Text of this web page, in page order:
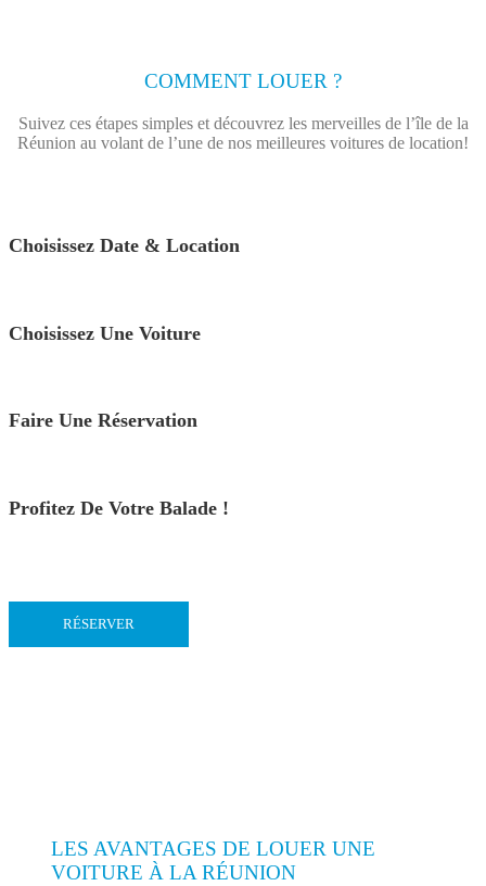
COMMENT LOUER ?
Suivez ces étapes simples et découvrez les merveilles de l’île de la
Réunion au volant de l’une de nos meilleures voitures de location!
Choisissez Date & Location
Choisissez Une Voiture
Faire Une Réservation
Profitez De Votre Balade !
RÉSERVER
LES AVANTAGES DE LOUER UNE
VOITURE À LA RÉUNION